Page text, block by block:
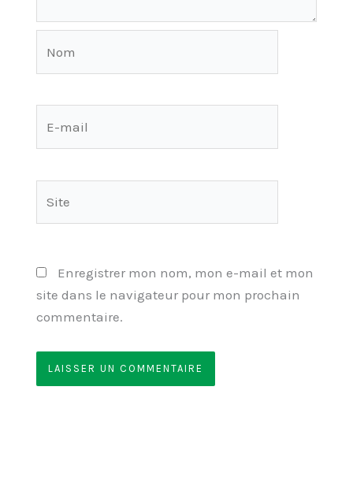
Enregistrer mon nom, mon e-mail et mon
site dans le navigateur pour mon prochain
commentaire.